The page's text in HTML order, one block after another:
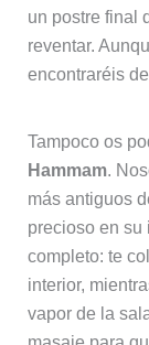
un postre final
reventar.
encontraréis
Tampoco os
Hammam.
más antiguos
precioso en su
completo: te
interior,
vapor de la